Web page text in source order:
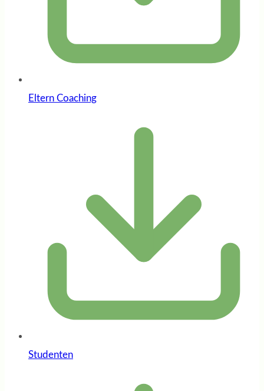
Eltern Coaching
Studenten